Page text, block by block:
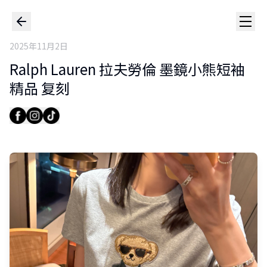
2025年11月2日
Ralph Lauren 拉夫勞倫 墨鏡小熊短袖
精品 复刻